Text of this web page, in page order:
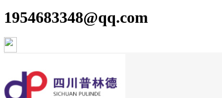
1954683348@qq.com